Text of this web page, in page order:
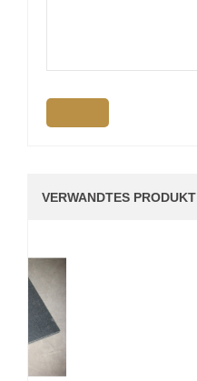
VERWANDTES PRODUKT